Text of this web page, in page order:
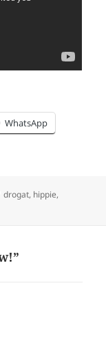
WhatsApp
Tags
drogat, hippie,